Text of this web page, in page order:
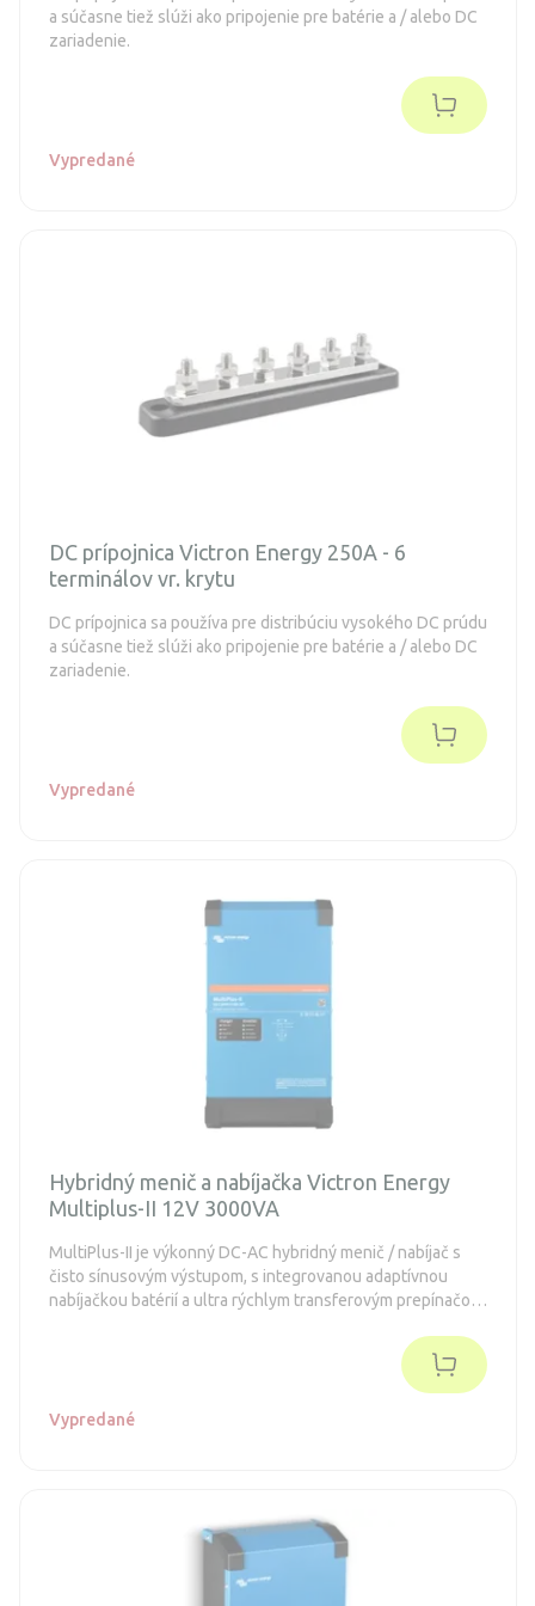
a súčasne tiež slúži ako pripojenie pre batérie a / alebo DC
zariadenie.
Vypredané
DC prípojnica Victron Energy 250A - 6
terminálov vr. krytu
DC prípojnica sa používa pre distribúciu vysokého DC prúdu
a súčasne tiež slúži ako pripojenie pre batérie a / alebo DC
zariadenie.
Vypredané
Hybridný menič a nabíjačka Victron Energy
Multiplus-II 12V 3000VA
MultiPlus-II je výkonný DC-AC hybridný menič / nabíjač s
čisto sínusovým výstupom, s integrovanou adaptívnou
nabíjačkou batérií a ultra rýchlym transferovým prepínačom
Vypredané